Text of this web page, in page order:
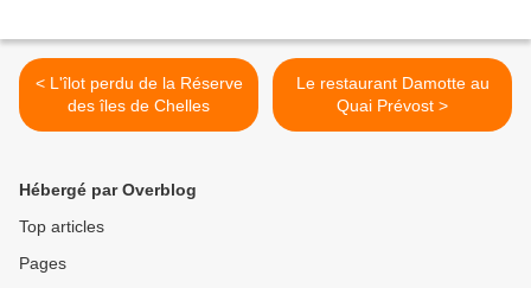
< L'îlot perdu de la Réserve
des îles de Chelles
Le restaurant Damotte au
Quai Prévost >
Hébergé par Overblog
Top articles
Pages